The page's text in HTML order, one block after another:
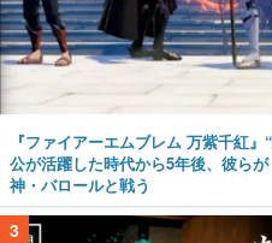
『ファイアーエムブレム 万紫千紅
公が活躍した時代から5年後、彼ら
神・バロールと戦う
3